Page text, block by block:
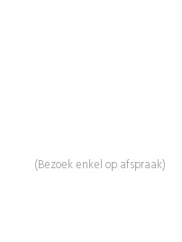
(Bezoek enkel op afspraak)